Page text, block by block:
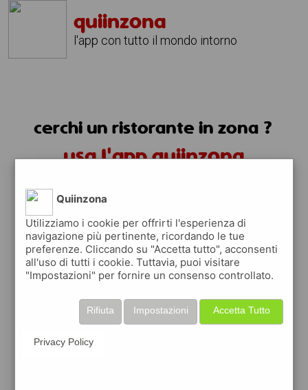
quiinzona
l'app con tutto il mondo intorno
cerchi un ristorante in zona ?
usa l'app quiinzona
ristoranti in zona
trovi i ristoranti in zona e tutti i posti
dove mangiare vicino a te
Quiinzona
Utilizziamo i cookie per offrirti l'esperienza di
navigazione più pertinente, ricordando le tue
preferenze. Cliccando su "Accetta tutto", acconsenti
all'uso di tutti i cookie. Tuttavia, puoi visitare
"Impostazioni" per fornire un consenso controllato.
Accetta Tutto
Impostazioni
Rifiuta
Privacy Policy